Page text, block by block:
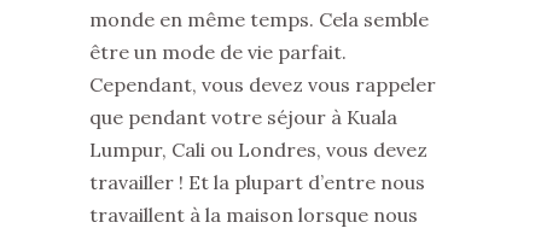
monde en même temps. Cela semble
être un mode de vie parfait.
Cependant, vous devez vous rappeler
que pendant votre séjour à Kuala
Lumpur, Cali ou Londres, vous devez
travailler ! Et la plupart d’entre nous
travaillent à la maison lorsque nous